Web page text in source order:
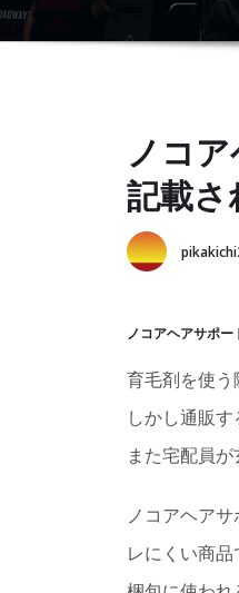
ノコ
記載
ノコアヘアサポー
育毛剤を使う
しかし通販
また宅配員
ノコアヘア
レにくい商品